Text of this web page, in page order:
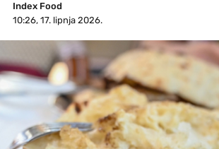
Index Food
10:26, 17. lipnja 2026.